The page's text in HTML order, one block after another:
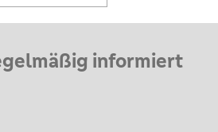
informiert